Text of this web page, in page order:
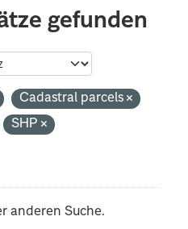
gefunden
Cadastral parcels
SHP
anderen Suche.